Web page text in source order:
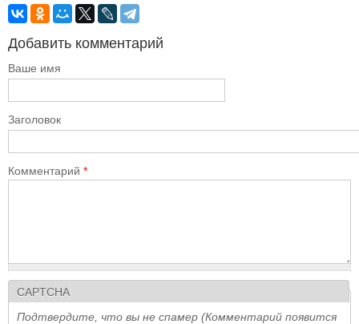
Добавить комментарий
Ваше имя
Заголовок
Комментарий *
CAPTCHA
Подтвердите, что вы не спамер (Комментарий появится